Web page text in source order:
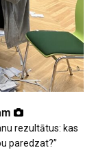
rezultātus: kas
paredzat?”